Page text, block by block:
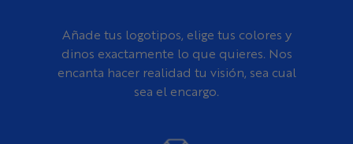
Añade tus logotipos, elige tus colores y
dinos exactamente lo que quieres. Nos
encanta hacer realidad tu visión, sea cual
sea el encargo.